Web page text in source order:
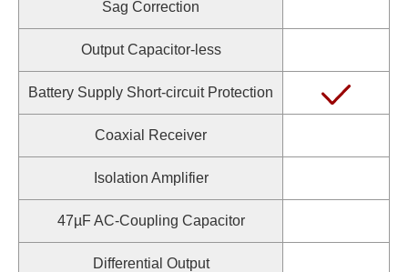
Sag Correction
Output Capacitor-less
Battery Supply Short-circuit Protection
Coaxial Receiver
Isolation Amplifier
47µF AC-Coupling Capacitor
Differential Output